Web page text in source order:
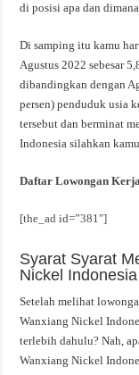
di posisi apa dan dimana.
Di samping itu kamu
Agustus 2022 sebesar
dibandingkan dengan
persen) penduduk usia
tersebut dan berminat
Indonesia silahkan
Daftar Lowongan
[the_ad id=”381″]
Syarat Syarat
Nickel Indonesia
Setelah melihat
Wanxiang Nickel
terlebih dahulu? Nah,
Wanxiang Nickel